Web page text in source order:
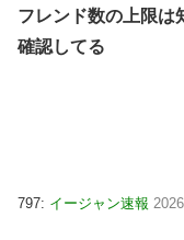
フレンド数の上限は
確認してる
797: イージャン速報